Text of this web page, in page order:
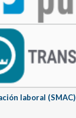
laboral (SMAC)